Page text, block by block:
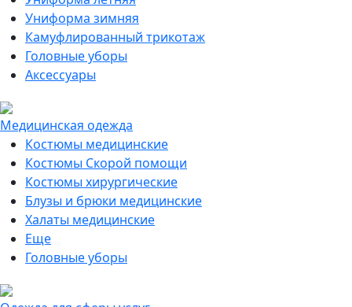
Униформа зимняя
Камуфлированный трикотаж
Головные уборы
Аксессуары
Медицинская одежда
Костюмы медицинские
Костюмы Скорой помощи
Костюмы хирургические
Блузы и брюки медицинские
Халаты медицинские
Еще
Головные уборы